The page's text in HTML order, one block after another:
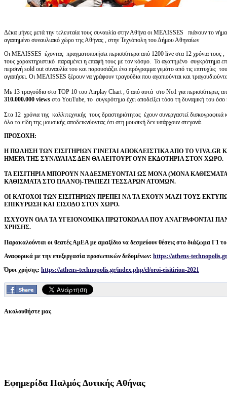
Δέκα μήνες μετά την τελευταία τους συναυλία στην Αθήνα οι ΜΕΛΙSSES πιάνουν το νήμα
αγαπημένο συναυλιακό χώρο της Αθήνας , στην Τεχνόπολη του Δήμου Αθηναίων
Οι ΜΕΛΙSSES έχοντας πραγματοποιήσει περισσότερα από 1200 live στα 12 χρόνια τους ,
τους χαρακτηριστικό παραμένει η επαφή τους με τον κόσμο. Το αγαπημένο συγκρότημα
περσινή sold out συναυλία του και παρουσιάζει ένα πρόγραμμα γεμάτο από τις επιτυχίες
αγαπήσει. Οι ΜΕΛΙSSES ξέρουν να γράφουν τραγούδια που αγαπιούνται και
Με 13 τραγούδια στο ΤΟP 10 του Airplay Chart , 6 από αυτά στο Νο1 για περισσότερες
310.000.000 views στο YouTube, το συγκρότημα έχει αποδείξει τόσο τη δυναμική του
Στα 12 χρόνια της καλλιτεχνικής τους δραστηριότητας έχουν συνεργαστεί
όλα τα είδη της μουσικής αποδεικνύοντας ότι στη μουσική δεν υπάρχουν στεγανά.
ΠΡΟΣΟΧΗ:
Η ΠΩΛΗΣΗ ΤΩΝ ΕΙΣΙΤΗΡΙΩΝ ΓΙΝΕΤΑΙ ΑΠΟΚΛΕΙΣΤΙΚΑ ΑΠΟ ΤΟ VIVA.GR
ΗΜΕΡΑ ΤΗΣ ΣΥΝΑΥΛΙΑΣ ΔΕΝ ΘΑ ΛΕΙΤΟΥΡΓΟΥΝ ΕΚΔΟΤΗΡΙΑ ΣΤΟΝ ΧΩΡΟ.
ΤΑ ΕΙΣΙΤΗΡΙΑ ΜΠΟΡΟΥΝ ΝΑ ΔΕΣΜΕΥΟΝΤΑΙ ΩΣ ΜΟΝΑ (ΜΟΝΑ
ΚΑΘΙΣΜΑΤΑ ΣΤΟ ΠΛΑΝΟ)-ΤΡΑΠΕΖΙ ΤΕΣΣΑΡΩΝ ΑΤΟΜΩΝ.
ΟΙ ΚΑΤΟΧΟΙ ΤΩΝ ΕΙΣΙΤΗΡΙΩΝ ΠΡΕΠΕΙ ΝΑ ΤΑ ΕΧΟΥΝ ΜΑΖΙ ΤΟΥΣ
ΕΠΙΚΥΡΩΣΗ ΚΑΙ ΕΙΣΟΔΟ ΣΤΟΝ ΧΩΡΟ.
ΙΣΧΥΟΥΝ ΟΛΑ ΤΑ ΥΓΕΙΟΝΟΜΙΚΑ ΠΡΩΤΟΚΟΛΛΑ ΠΟΥ ΑΝΑΓΡΑΦΟΝΤΑΙ
ΧΡΗΣΗΣ.
Παρακαλούνται οι θεατές ΑμΕΑ με αμαξίδιο να δεσμεύουν θέσεις στο διάζωμα Γ1
Αναφορικά με την επεξεργασία προσωπικών δεδομένων: https://athens-
Όροι χρήσης: https://athens-technopolis.gr/index.php/el/oroi-eisitirion-2021
Ακολουθήστε μας
Εφημερίδα Παλμός Δυτικής Αθήνας